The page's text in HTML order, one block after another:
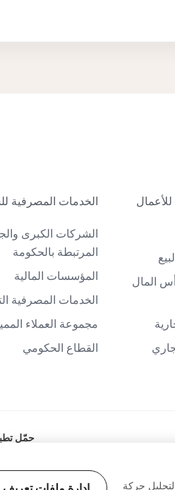
المال
الخدمات المصرفية
الشركات الكبرى
المرتبطة بالحكومة
المؤسسات المالية
الخدمات المصرفية
مجموعة العملاء
القطاع الحكومي
حمّل
حركة